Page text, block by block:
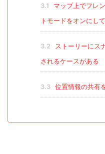
3.1
マップ上でフレ
トモードをオンにし
3.2
ストーリーにス
されるケースがある
3.3 位置情報の共有